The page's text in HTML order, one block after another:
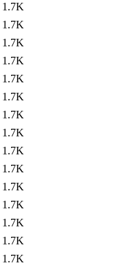
1.7K
1.7K
1.7K
1.7K
1.7K
1.7K
1.7K
1.7K
1.7K
1.7K
1.7K
1.7K
1.7K
1.7K
1.7K